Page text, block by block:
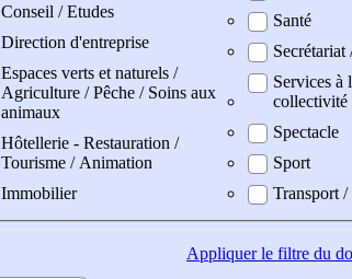
Conseil / Etudes
Direction d'entreprise
Espaces verts et naturels /
Agriculture / Pêche / Soins aux
animaux
Hôtellerie - Restauration /
Tourisme / Animation
Immobilier
Santé
Secrétariat
Services à
collectivité
Spectacle
Sport
Transport
Appliquerle filtre du